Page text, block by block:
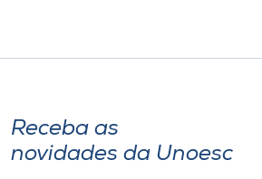
Receba as
novidades da Unoesc